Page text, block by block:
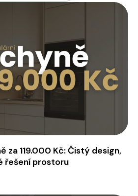
za 119.000 Kč: Čistý design,
řešení prostoru